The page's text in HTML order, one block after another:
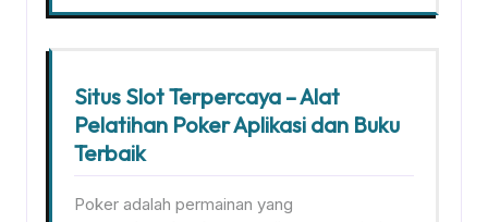
Situs Slot Terpercaya – Alat
Pelatihan Poker Aplikasi dan Buku
Terbaik
Poker adalah permainan yang